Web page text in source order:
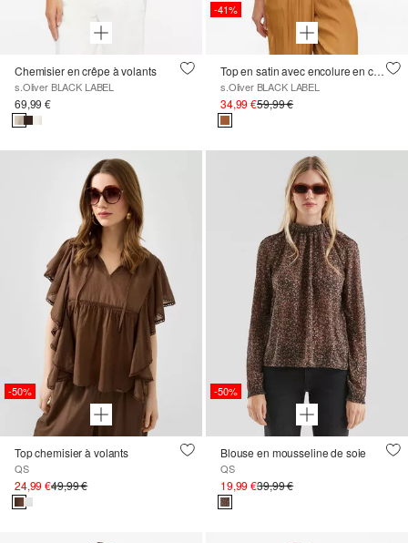
Chemisier en crêpe à volants
s.Oliver BLACK LABEL
69,99 €
-41%
Top en satin avec encolure en cascade
s.Oliver BLACK LABEL
34,99 €59,99 €
-50%
Top chemisier à volants
QS
24,99 €49,99 €
-50%
Blouse en mousseline de soie
QS
19,99 €39,99 €